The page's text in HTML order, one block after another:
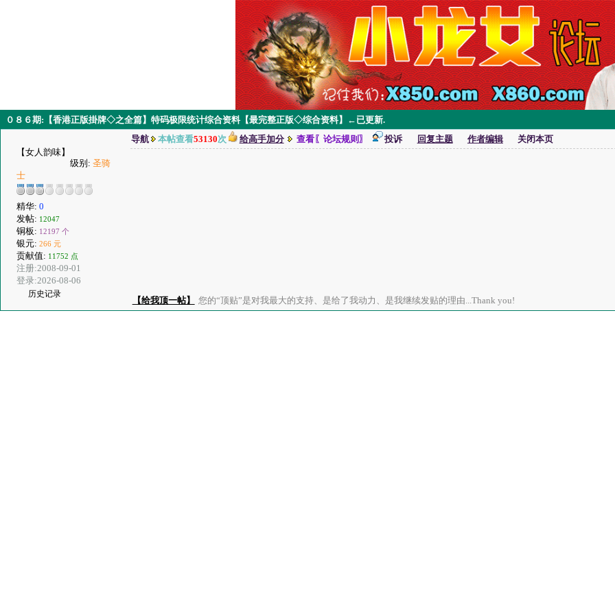
０８６期:【香港正版掛牌◇之全篇】特码极限统计综合资料【最完整正版◇综合资料】←已更新.
【女人韵味】
级别: 圣骑
士
精华: 0
发帖: 12047
铜板: 12197 个
银元: 266 元
贡献值: 11752 点
注册:2008-09-01
登录:2026-08-06
历史记录
导航 本帖查看53130次 给高手加分 查看〖论坛规则〗 投诉 回复主题 作者编辑 关闭本页
【给我顶一帖】 您的“顶贴”是对我最大的支持、是给了我动力、是我继续发贴的理由...Thank you!